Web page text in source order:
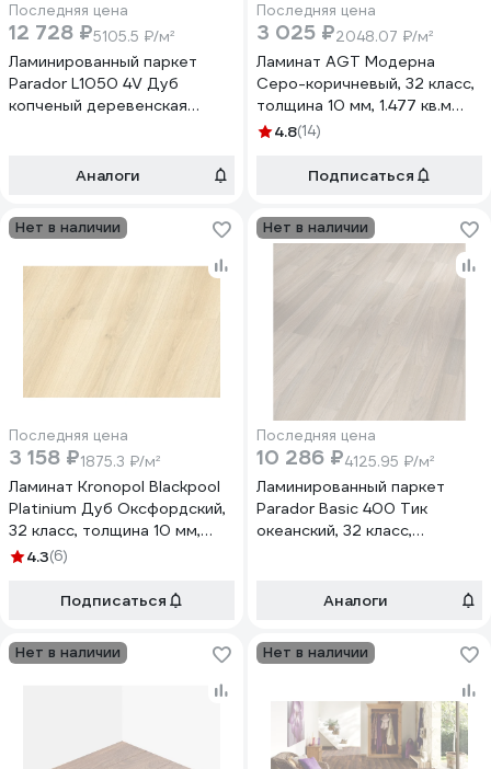
Последняя цена
12 728 ₽5105.5 ₽/м²
Ламинированный паркет
Parador L1050 4V Дуб
копченый деревенская
Аналоги
Последняя цена
3 025 ₽2048.07 ₽/м²
Ламинат AGT Модерна
Серо-коричневый, 32 класс,
толщина 10 мм, 1.477 кв.м
PRK604
4.8(14)
Подписаться
Нет в наличии
Последняя цена
3 158 ₽1875.3 ₽/м²
Ламинат Kronopol Blackpool
Platinium Дуб Оксфордский,
32 класс, толщина 10 мм,
1.684 кв.м 239991
4.3(6)
Подписаться
Нет в наличии
Последняя цена
10 286 ₽4125.95 ₽/м²
Ламинированный паркет
Parador Basic 400 Тик
океанский, 32 класс,
Аналоги
Нет в наличии Нет в наличии